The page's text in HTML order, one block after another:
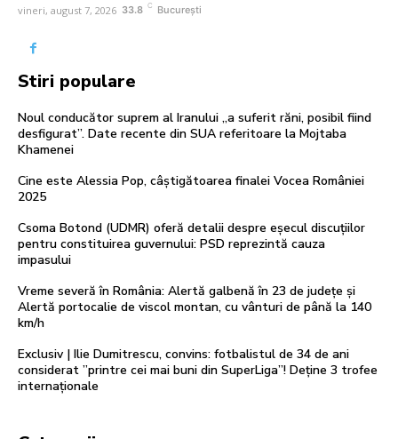
vineri, august 7, 2026 33.8 C București
Stiri populare
Noul conducător suprem al Iranului „a suferit răni, posibil fiind
desfigurat”. Date recente din SUA referitoare la Mojtaba
Khamenei
Cine este Alessia Pop, câștigătoarea finalei Vocea României
2025
Csoma Botond (UDMR) oferă detalii despre eșecul discuțiilor
pentru constituirea guvernului: PSD reprezintă cauza
impasului
Vreme severă în România: Alertă galbenă în 23 de județe și
Alertă portocalie de viscol montan, cu vânturi de până la 140
km/h
Exclusiv | Ilie Dumitrescu, convins: fotbalistul de 34 de ani
considerat ”printre cei mai buni din SuperLiga”! Deține 3 trofee
internaționale